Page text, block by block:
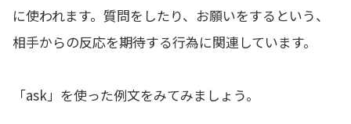
に使われます。質問をしたり、お願いをするという、
相手からの反応を期待する行為に関連しています。
「ask」を使った例文をみてみましょう。